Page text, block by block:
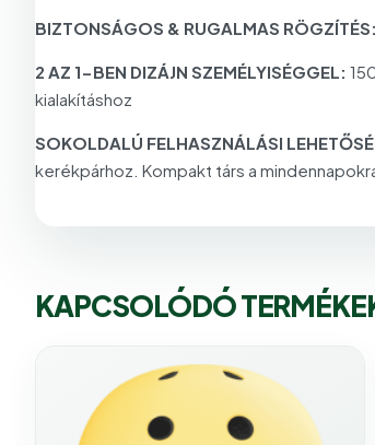
BIZTONSÁGOS & RUGALMAS RÖGZÍTÉS:
2 AZ 1-BEN DIZÁJN SZEMÉLYISÉGGEL:
kialakításhoz
SOKOLDALÚ FELHASZNÁLÁSI
kerékpárhoz. Kompakt társ a
KAPCSOLÓDÓ